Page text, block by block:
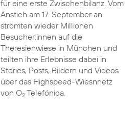
für eine erste Zwischenbilanz. Vom
Anstich am 17. September an
strömten wieder Millionen
Besucher:innen auf die
Theresienwiese in München und
teilten ihre Erlebnisse dabei in
Stories, Posts, Bildern und Videos
über das Highspeed-Wiesnnetz
von O2Telefónica.